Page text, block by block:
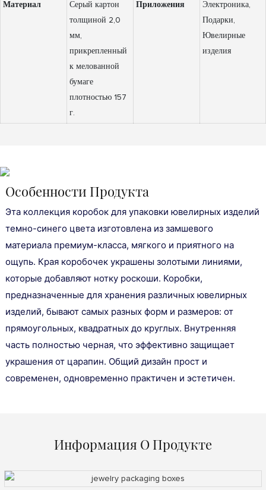
Материал
Серый картон
толщиной 2,0
мм,
прикрепленный
к мелованной
бумаге
плотностью 157
г.
Приложения
Электроника,
Подарки,
Ювелирные
изделия
Особенности Продукта
Эта коллекция коробок для упаковки ювелирных изделий
темно-синего цвета изготовлена ​​из замшевого
материала премиум-класса, мягкого и приятного на
ощупь. Края коробочек украшены золотыми линиями,
которые добавляют нотку роскоши. Коробки,
предназначенные для хранения различных ювелирных
изделий, бывают самых разных форм и размеров: от
прямоугольных, квадратных до круглых. Внутренняя
часть полностью черная, что эффективно защищает
украшения от царапин. Общий дизайн прост и
современен, одновременно практичен и эстетичен.
Информация О Продукте